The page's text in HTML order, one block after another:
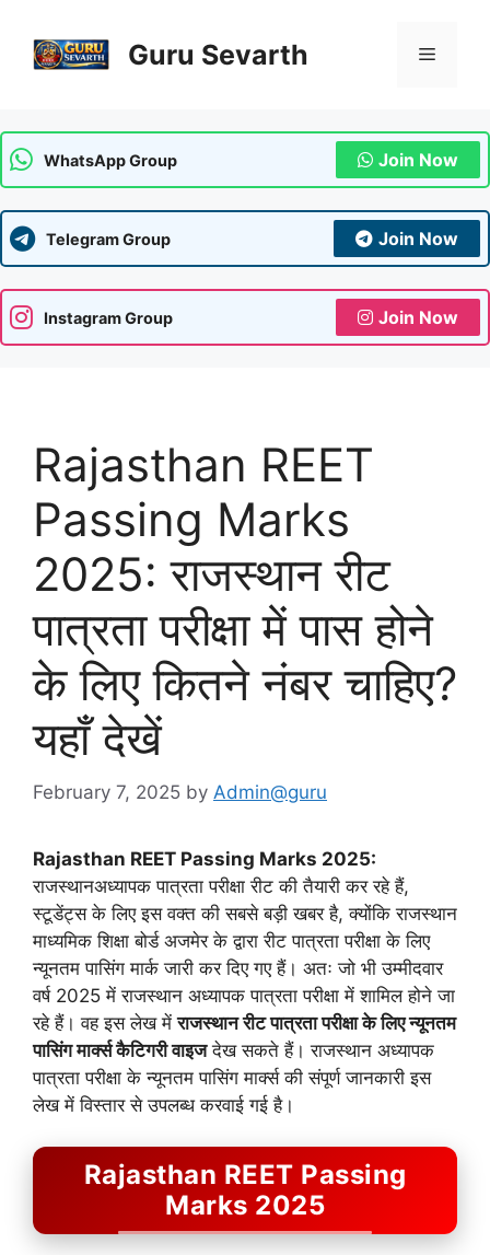
content
Guru Sevarth Menu
WhatsApp Group Join Now
Telegram Group Join Now
Instagram Group Join Now
Rajasthan REET
Passing Marks
2025: राजस्थान रीट
पात्रता परीक्षा में पास होने
के लिए कितने नंबर चाहिए?
यहाँ देखें
February 7, 2025 by Admin@guru
Rajasthan REET Passing Marks 2025:
राजस्थानअध्यापक पात्रता परीक्षा रीट की तैयारी कर रहे हैं,
स्टूडेंट्स के लिए इस वक्त की सबसे बड़ी खबर है, क्योंकि राजस्थान
माध्यमिक शिक्षा बोर्ड अजमेर के द्वारा रीट पात्रता परीक्षा के लिए
न्यूनतम पासिंग मार्क जारी कर दिए गए हैं। अतः जो भी उम्मीदवार
वर्ष 2025 में राजस्थान अध्यापक पात्रता परीक्षा में शामिल होने जा
रहे हैं। वह इस लेख मेंराजस्थान रीट पात्रता परीक्षा के लिए न्यूनतम
पासिंग मार्क्स कैटिगरी वाइजदेख सकते हैं। राजस्थान अध्यापक
पात्रता परीक्षा के न्यूनतम पासिंग मार्क्स की संपूर्ण जानकारी इस
लेख में विस्तार से उपलब्ध करवाई गई है।
Rajasthan REET Passing
Marks 2025